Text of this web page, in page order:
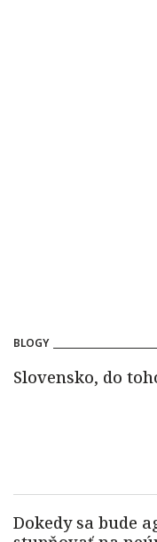
BLOGY